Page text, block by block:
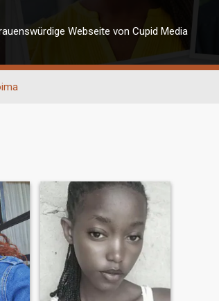
Webseite von Cupid Media